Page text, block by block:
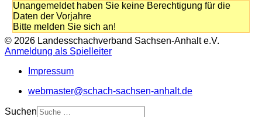
Unangemeldet haben Sie keine Berechtigung für die
Daten der Vorjahre
Bitte melden Sie sich an!
© 2026 Landesschachverband Sachsen-Anhalt e.V.
Anmeldung als Spielleiter
Impressum
webmaster@schach-sachsen-anhalt.de
Suchen